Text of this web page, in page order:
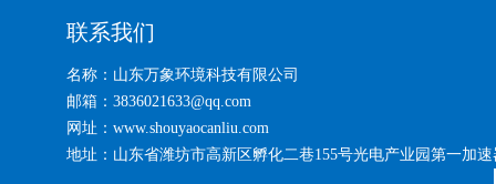
联系我们
名称：山东万象环境科技有限公司
邮箱：3836021633@qq.com
网址：www.shouyaocanliu.com
地址：山东省潍坊市高新区孵化二巷155号光电产业园第一加